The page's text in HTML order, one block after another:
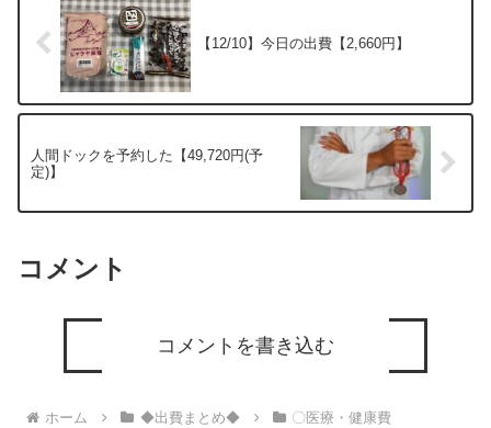
【12/10】今日の出費【2,660円】
人間ドックを予約した【49,720円(予
定)】
コメント
コメントを書き込む
ホーム ◆出費まとめ◆ 〇医療・健康費